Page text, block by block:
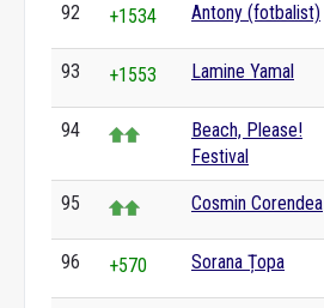
92 +1534 Antony (fotbalist)
93 +1553 Lamine Yamal
94
Beach, Please!
Festival
95 Cosmin Corendea
96 +570 Sorana Țopa